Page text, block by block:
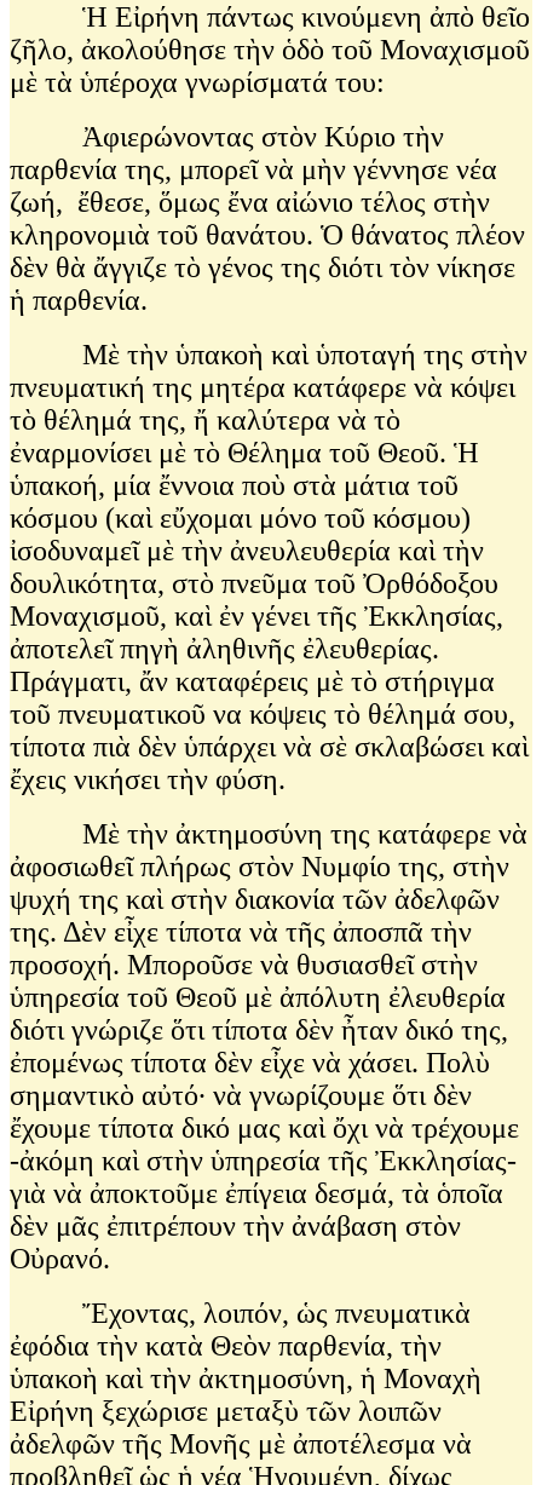
Ἡ Εἰρήνη πάντως κινούμενη ἀπὸ θεῖο
ζῆλο, ἀκολούθησε τὴν ὁδὸ τοῦ Μοναχισμοῦ
μὲ τὰ ὑπέροχα γνωρίσματά του:
Ἀφιερώνοντας στὸν Κύριο τὴν
παρθενία της, μπορεῖ νὰ μὴν γέννησε νέα
ζωή, ἔθεσε, ὅμως ἔνα αἰώνιο τέλος στὴν
κληρονομιὰ τοῦ θανάτου. Ὁ θάνατος πλέον
δὲν θὰ ἄγγιζε τὸ γένος της διότι τὸν νίκησε
ἡ παρθενία.
Μὲ τὴν ὑπακοὴ καὶ ὑποταγή της στὴν
πνευματική της μητέρα κατάφερε νὰ κόψει
τὸ θέλημά της, ἤ καλύτερα νὰ τὸ
ἐναρμονίσει μὲ τὸ Θέλημα τοῦ Θεοῦ. Ἡ
ὑπακοή, μία ἔννοια ποὺ στὰ μάτια τοῦ
κόσμου (καὶ εὔχομαι μόνο τοῦ κόσμου)
ἰσοδυναμεῖ μὲ τὴν ἀνευλευθερία καὶ τὴν
δουλικότητα, στὸ πνεῦμα τοῦ Ὀρθόδοξου
Μοναχισμοῦ, καὶ ἐν γένει τῆς Ἐκκλησίας,
ἀποτελεῖ πηγὴ ἀληθινῆς ἐλευθερίας.
Πράγματι, ἄν καταφέρεις μὲ τὸ στήριγμα
τοῦ πνευματικοῦ να κόψεις τὸ θέλημά σου,
τίποτα πιὰ δὲν ὑπάρχει νὰ σὲ σκλαβώσει καὶ
ἔχεις νικήσει τὴν φύση.
Μὲ τὴν ἀκτημοσύνη της κατάφερε νὰ
ἀφοσιωθεῖ πλήρως στὸν Νυμφίο της, στὴν
ψυχή της καὶ στὴν διακονία τῶν ἀδελφῶν
της. Δὲν εἶχε τίποτα νὰ τῆς ἀποσπᾶ τὴν
προσοχή. Μποροῦσε νὰ θυσιασθεῖ στὴν
ὑπηρεσία τοῦ Θεοῦ μὲ ἀπόλυτη ἐλευθερία
διότι γνώριζε ὅτι τίποτα δὲν ἦταν δικό της,
ἐπομένως τίποτα δὲν εἶχε νὰ χάσει. Πολὺ
σημαντικὸ αὐτό∙ νὰ γνωρίζουμε ὅτι δὲν
ἔχουμε τίποτα δικό μας καὶ ὄχι νὰ τρέχουμε
-ἀκόμη καὶ στὴν ὑπηρεσία τῆς Ἐκκλησίας-
γιὰ νὰ ἀποκτοῦμε ἐπίγεια δεσμά, τὰ ὁποῖα
δὲν μᾶς ἐπιτρέπουν τὴν ἀνάβαση στὸν
Οὐρανό.
Ἔχοντας, λοιπόν, ὡς πνευματικὰ
ἐφόδια τὴν κατὰ Θεὸν παρθενία, τὴν
ὑπακοὴ καὶ τὴν ἀκτημοσύνη, ἡ Μοναχὴ
Εἰρήνη ξεχώρισε μεταξὺ τῶν λοιπῶν
ἀδελφῶν τῆς Μονῆς μὲ ἀποτέλεσμα νὰ
προβληθεῖ ὡς ἡ νέα Ἡγουμένη, δίχως